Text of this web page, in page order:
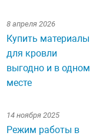
8 апреля 2026
Купить материалы
для кровли
выгодно и в одном
месте
14 ноября 2025
Режим работы в